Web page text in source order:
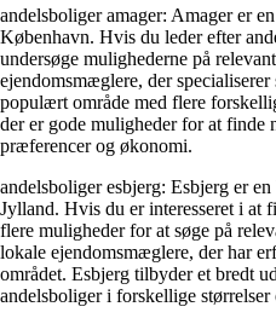
andelsboliger amager: Amager er
København. Hvis du leder efter
undersøge mulighederne på
ejendomsmæglere, der
populært område med flere
der er gode muligheder for at finde
præferencer og økonomi.
andelsboliger esbjerg: Esbjerg er
Jylland. Hvis du er interesseret i at
flere muligheder for at søge på
lokale ejendomsmæglere, der har
området. Esbjerg tilbyder et bredt
andelsboliger i forskellige størrelser